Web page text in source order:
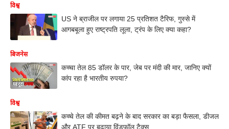
विश्व
US ने ब्राजील पर लगाया 25 प्रतिशत टैरिफ, गुस्से में
आगबबूला हुए राष्ट्रपति लूला, ट्रंप के लिए क्या कहा?
बिजनेस
कच्चा तेल 85 डॉलर के पार, जेब पर मंदी की मार, जानिए क्यों
कांप रहा है भारतीय रुपया?
विश्व
कच्चे तेल की कीमत बढ़ने के बाद सरकार का बड़ा फैसला, डीजल
और ATF पर बढ़ाया विंडफॉल टैक्स